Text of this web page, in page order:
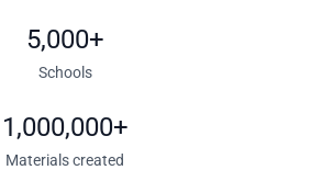
5,000+
Schools
1,000,000+
Materials created